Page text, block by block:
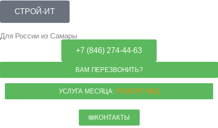
содержимому
СТРОЙ-ИТ
Для России из Самары
+7 (846) 274-44-63
ВАМ ПЕРЕЗВОНИТЬ?
УСЛУГА МЕСЯЦА: РЕМОНТ МКД
КОНТАКТЫ